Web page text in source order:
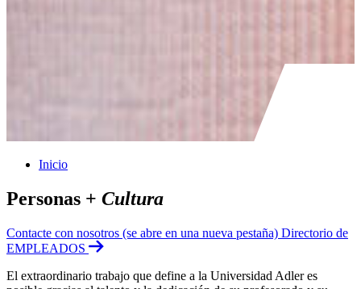
Inicio
Personas + Cultura
Contacte con nosotros (se abre en una nueva pestaña) Directorio de
EMPLEADOS
El extraordinario trabajo que define a la Universidad Adler es